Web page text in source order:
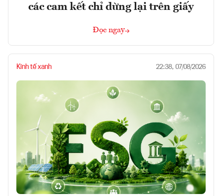
các cam kết chỉ dừng lại trên giấy
Đọc ngay
Kinh tế xanh 22:38, 07/08/2026